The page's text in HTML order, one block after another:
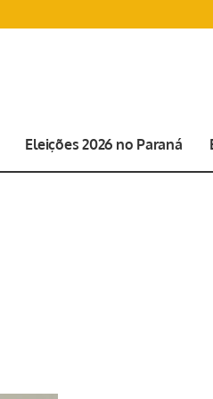
Eleições 2026 no Paraná